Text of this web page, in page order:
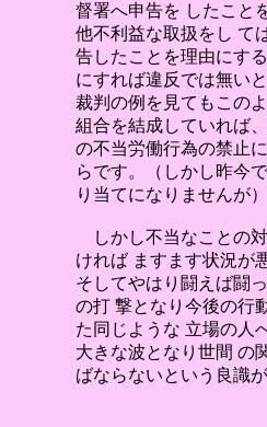
督署へ申告を したこと
他不利益な取扱をし て
告したことを理由にす
にすれば違反では無い
裁判の例を見てもこの
組合を結成していれば
の不当労働行為の禁止
らです。（しかし昨今
り当てになりませんが）
しかし不当なことの
ければ ますます状況が
そしてやはり闘えば闘
の打 撃となり今後の行
た同じような 立場の人
大きな波となり世間 の
ばならないという良識